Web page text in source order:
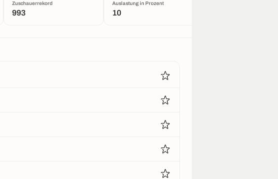
Zuschauerrekord
993
Auslastung in Prozent
10